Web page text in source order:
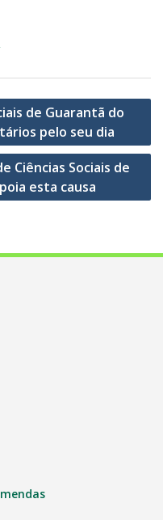
de Guarantã do
pelo seu dia
Ciências Sociais de
esta causa